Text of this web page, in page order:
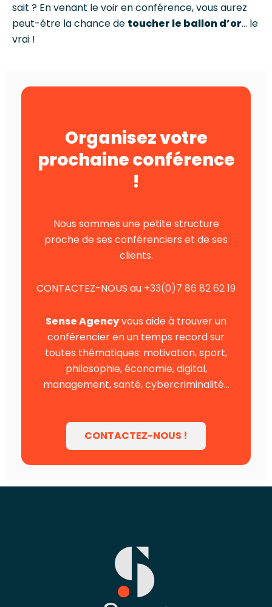
sait ? En venant le voir en conférence, vous aurez
peut-être la chance de toucher le ballon d’or… le
vrai !
Organisez votre
prochaine conférence
!
Nous sommes une petite structure
proche de ses conférenciers et de ses
clients.
CONTACTEZ-NOUS au +33(0)7 86 82 62 19
Sense Agencyvous aide à trouver un
conférencier en un temps record sur
toutes thématiques: motivation, sport,
philosophie, économie, digital,
management, santé, cybercriminalité…
CONTACTEZ-NOUS !